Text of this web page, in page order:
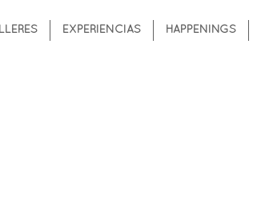
EXPERIENCIAS HAPPENINGS